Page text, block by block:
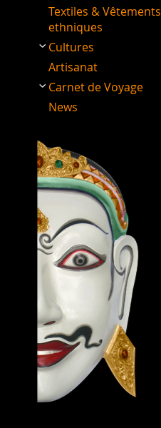
Textiles & Vêtements
ethniques
Cultures
Artisanat
Carnet de Voyage
News